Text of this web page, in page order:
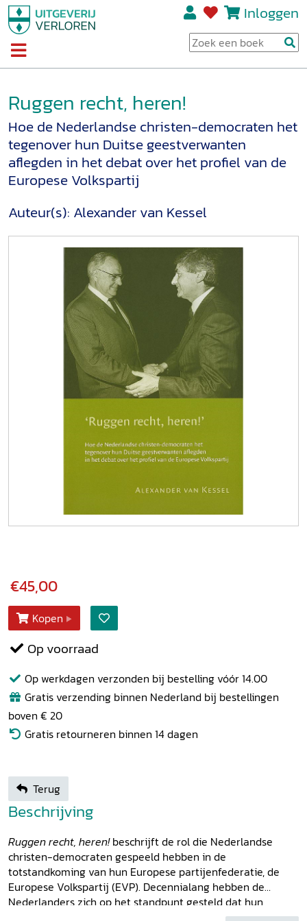
Inloggen
Ruggen recht, heren!
Hoe de Nederlandse christen-democraten het
tegenover hun Duitse geestverwanten
aflegden in het debat over het profiel van de
Europese Volkspartij
Auteur(s): Alexander van Kessel
€45,00
Kopen
Op voorraad
Op werkdagen verzonden bij bestelling vóór 14.00
Gratis verzending binnen Nederland bij bestellingen
boven € 20
Gratis retourneren binnen 14 dagen
Terug
Beschrijving
Ruggen recht, heren!beschrijft de rol die Nederlandse
christen-democraten gespeeld hebben in de
totstandkoming van hun Europese partijenfederatie, de
Europese Volkspartij (EVP). Decennialang hebben de
Nederlanders zich op het standpunt gesteld dat hun
Europese samenwerkingsverband exclusief bedoeld was